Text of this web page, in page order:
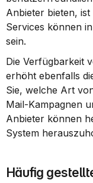
Anbieter bieten,
Services können
sein.
Die Verfügbarkeit
erhöht ebenfalls
Sie, welche Art
Mail-Kampagnen
Anbieter können
System
Häufig